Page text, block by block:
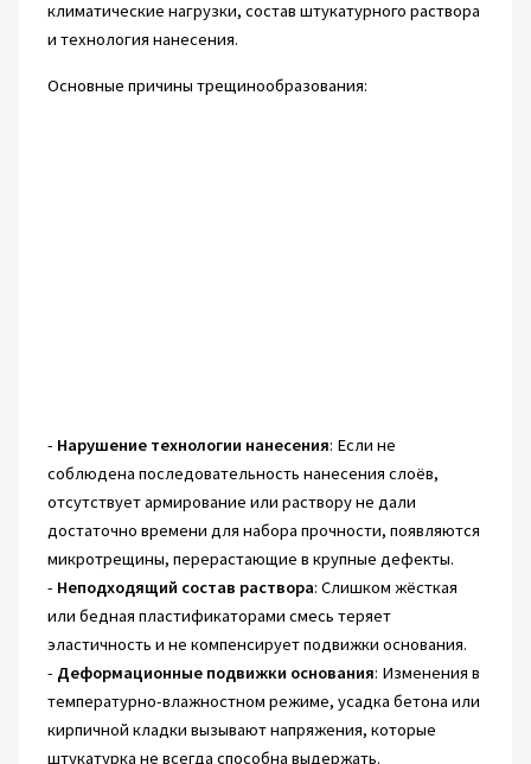
климатические нагрузки, состав штукатурного раствора
и технология нанесения.
Основные причины трещинообразования:
- Нарушение технологии нанесения: Если не
соблюдена последовательность нанесения слоёв,
отсутствует армирование или раствору не дали
достаточно времени для набора прочности, появляются
микротрещины, перерастающие в крупные дефекты.
- Неподходящий состав раствора: Слишком жёсткая
или бедная пластификаторами смесь теряет
эластичность и не компенсирует подвижки основания.
- Деформационные подвижки основания: Изменения в
температурно-влажностном режиме, усадка бетона или
кирпичной кладки вызывают напряжения, которые
штукатурка не всегда способна выдержать.